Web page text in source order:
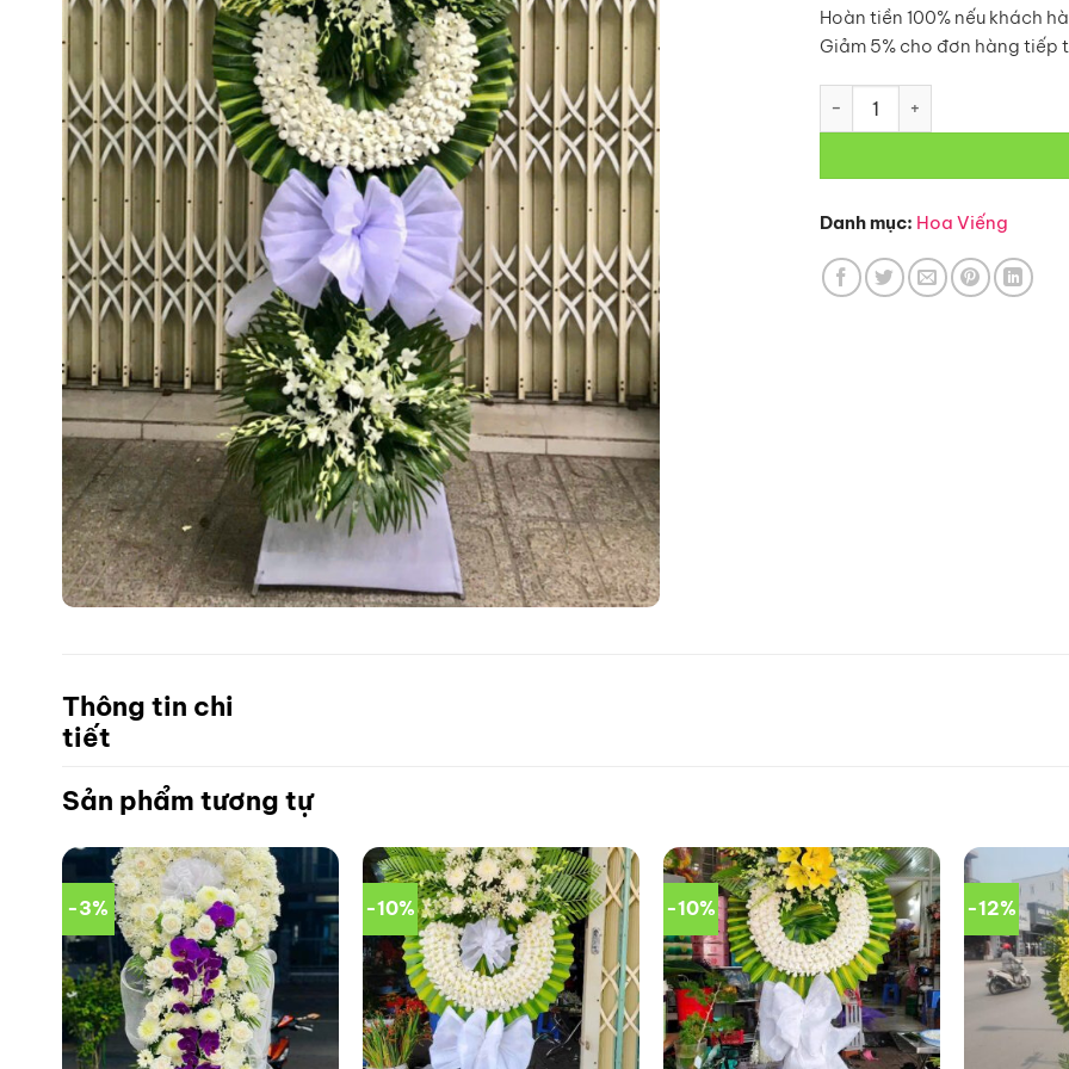
Hoàn tiền 100% nếu khách
Giảm 5% cho đơn hàng tiếp
Hoa Viếng – HV101 số lượng
Danh mục: Hoa Viếng
Thông tin chi
tiết
Sản phẩm tương tự
-3% -10% -10% -12%